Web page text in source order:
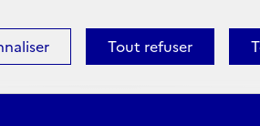
Tout refuser